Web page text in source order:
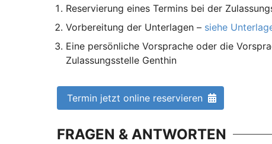
Reservierung eines Termins bei der
Vorbereitung der Unterlagen – siehe
Eine persönliche Vorsprache oder die
Zulassungsstelle Genthin
Termin jetzt online reservieren
FRAGEN & ANTWORTEN